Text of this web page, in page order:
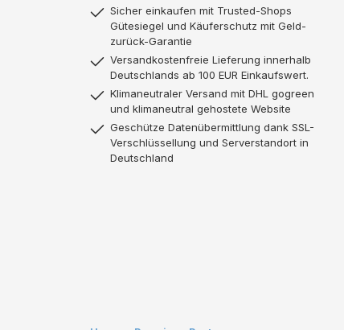
Sicher einkaufen mit Trusted-Shops
Gütesiegel und Käuferschutz mit Geld-
zurück-Garantie
Versandkostenfreie Lieferung innerhalb
Deutschlands ab 100 EUR Einkaufswert.
Klimaneutraler Versand mit DHL gogreen
und klimaneutral gehostete Website
Geschütze Datenübermittlung dank SSL-
Verschlüssellung und Serverstandort in
Deutschland